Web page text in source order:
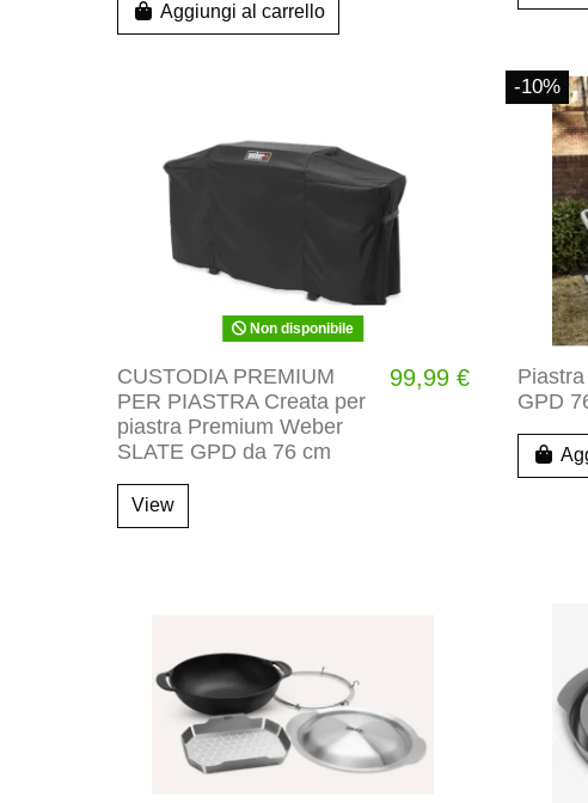
Aggiungi al carrello
Non disponibile
CUSTODIA PREMIUM
PER PIASTRA Creata per
piastra Premium Weber
SLATE GPD da 76 cm
99,99 €
View
-10%
GPD